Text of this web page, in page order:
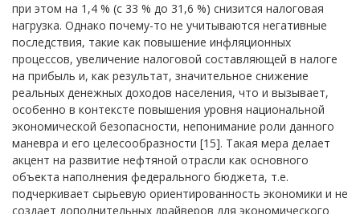
при этом на 1,4 % (с 33 % до 31,6 %) снизится налоговая
нагрузка. Однако почему-то не учитываются негативные
последствия, такие как повышение инфляционных
процессов, увеличение налоговой составляющей в налоге
на прибыль и, как результат, значительное снижение
реальных денежных доходов населения, что и вызывает,
особенно в контексте повышения уровня национальной
экономической безопасности, непонимание роли данного
маневра и его целесообразности [15]. Такая мера делает
акцент на развитие нефтяной отрасли как основного
объекта наполнения федерального бюджета, т.е.
подчеркивает сырьевую ориентированность экономики и не
создает дополнительных драйверов для экономического